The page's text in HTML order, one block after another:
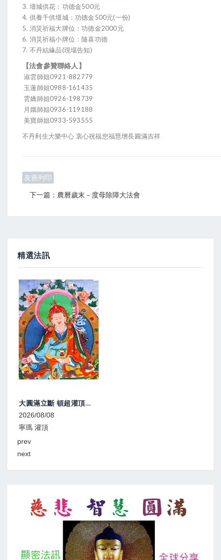
3. 壇城供花：功德金500元
4. 供養千供壇城：功德金500元(一份)
5. 消災祈福大牌位：功德金2000元
6. 消災祈福小牌位：隨喜功德
7. 不丹結緣品(現場告知)
【法會參贊聯絡人】
淑雲師姐0921-882779
玉蓮師姐0988-161435
雲嬌師姐0926-198739
月娥師姐0936-119188
美寶師姐0933-593555
不丹利生大樂中心 衷心祝福您福慧增長圓滿吉祥
友善列印
下一篇：農曆歲末－度母除障大法會
精選法訊
大圓滿立斷 頓超灌頂、教學
2026/08/08
寧瑪 灌頂
prev
next